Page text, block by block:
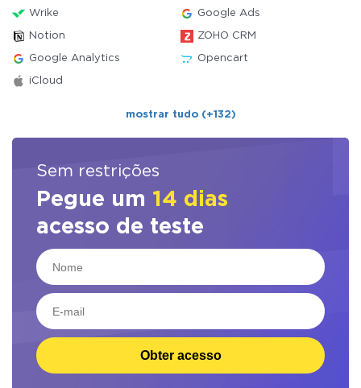
Wrike Google Ads
Notion ZOHO CRM
Google Analytics Opencart
iCloud
mostrar tudo (+132)
Sem restrições
Pegue um 14 dias
acesso de teste
Obter acesso